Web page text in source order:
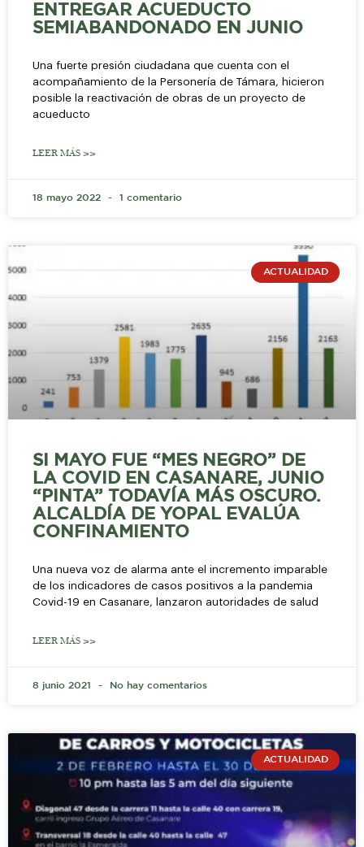
ENTREGAR ACUEDUCTO
SEMIABANDONADO EN JUNIO
Una fuerte presión ciudadana que cuenta con el
acompañamiento de la Personería de Támara, hicieron
posible la reactivación de obras de un proyecto de
acueducto
LEER MÁS >>
18 mayo 2022 1 comentario
ACTUALIDAD
SI MAYO FUE “MES NEGRO” DE
LA COVID EN CASANARE, JUNIO
“PINTA” TODAVÍA MÁS OSCURO.
ALCALDÍA DE YOPAL EVALÚA
CONFINAMIENTO
Una nueva voz de alarma ante el incremento imparable
de los indicadores de casos positivos a la pandemia
Covid-19 en Casanare, lanzaron autoridades de salud
LEER MÁS >>
8 junio 2021 No hay comentarios
ACTUALIDAD